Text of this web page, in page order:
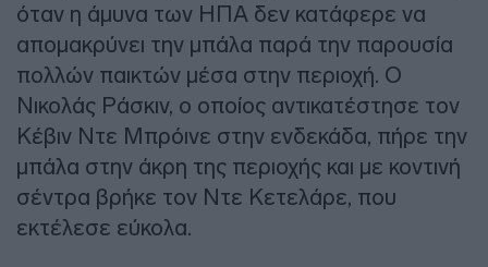
όταν η άμυνα των ΗΠΑ δεν κατάφερε να
απομακρύνει την μπάλα παρά την παρουσία
πολλών παικτών μέσα στην περιοχή. Ο
Νικολάς Ράσκιν, ο οποίος αντικατέστησε τον
Κέβιν Ντε Μπρόινε στην ενδεκάδα, πήρε την
μπάλα στην άκρη της περιοχής και με κοντινή
σέντρα βρήκε τον Ντε Κετελάρε, που
εκτέλεσε εύκολα.